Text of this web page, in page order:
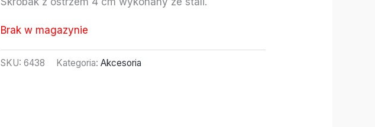
Brak w magazynie
SKU: 6438 Kategoria: Akcesoria